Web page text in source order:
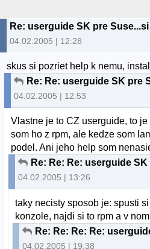
Re:
04.02.2005 | 12:28
skus si pozriet help k nemu,
04.02.2005 | 12:53
Vlastne je to CZ userguide, to
som ho z rpm, ale kedze som
podel. Ani jeho help som
04.02.2005 | 13:26
taky necisty sposob je: spusti
konzole, najdi si to rpm a v
04.02.2005 | 19:38